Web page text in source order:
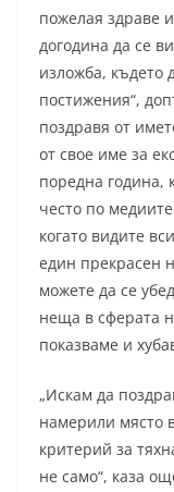
пожелая здраве
догодина да се
изложба, където
постижения“,
поздравя от
от свое име за
поредна година,
често по
когато видите
един прекрасен
можете да се
неща в сферата
показваме и
„Искам да
намерили място
критерий за
не само“, каза